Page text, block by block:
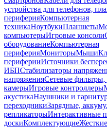
устройства для телефонов,
периферияКомпьютерная
техникаНоутбукиПланшеты
компьютерыИгровые консоли
оборудованиеКомпьютерная
периферияМониторыМыши
периферииИсточники
ИБПСтабилизаторы
напряженияСетевые фильтры,
камерыИгровые контроллеры
акустикаНаушники и
переходникиЗарядные,
репликаторыИнтерактивные
доскиКомплектующие